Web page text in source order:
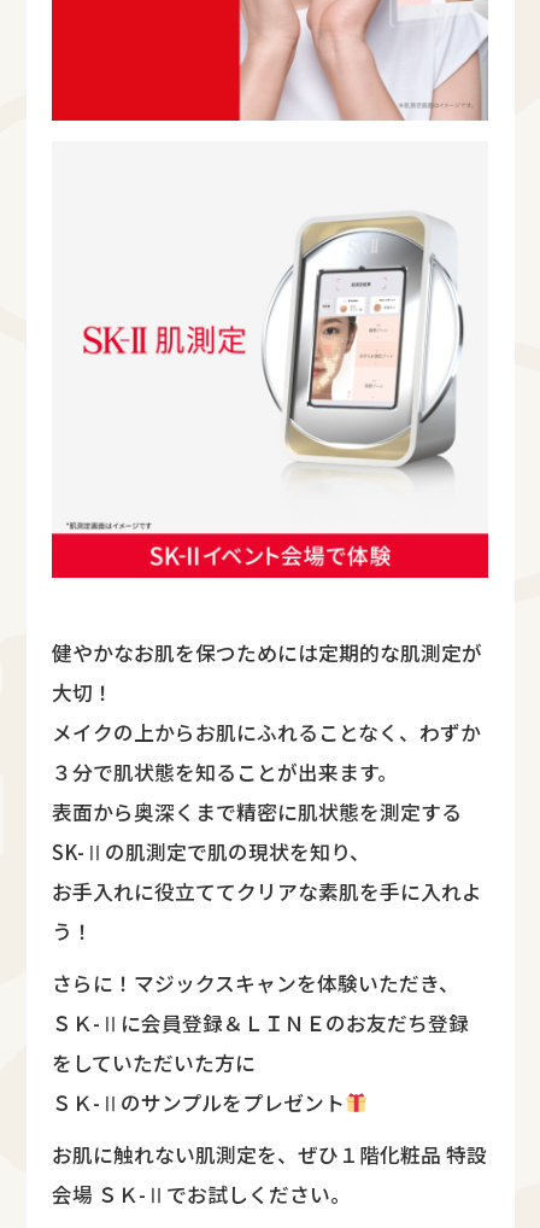
健やかなお肌を保つためには定期的な肌測定が
大切！
メイクの上からお肌にふれることなく、わずか
３分で肌状態を知ることが出来ます。
表面から奥深くまで精密に肌状態を測定する
SK-Ⅱの肌測定で肌の現状を知り、
お手入れに役立ててクリアな素肌を手に入れよ
う！
さらに！マジックスキャンを体験いただき、
ＳＫ-Ⅱに会員登録＆ＬＩＮＥのお友だち登録
をしていただいた方に
ＳＫ-Ⅱのサンプルをプレゼント
お肌に触れない肌測定を、ぜひ１階化粧品 特設
会場 ＳＫ-Ⅱでお試しください。